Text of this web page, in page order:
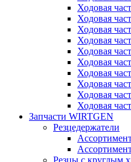
Ходовая
Ходовая
Ходовая
Ходовая
Ходовая
Ходовая
Ходовая
Ходовая
Ходовая
Ходовая
Запчасти WIRTGEN
Резцедержатели
Резцы с круглым